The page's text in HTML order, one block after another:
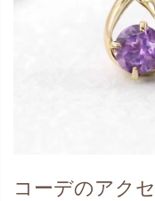
コーデのアク